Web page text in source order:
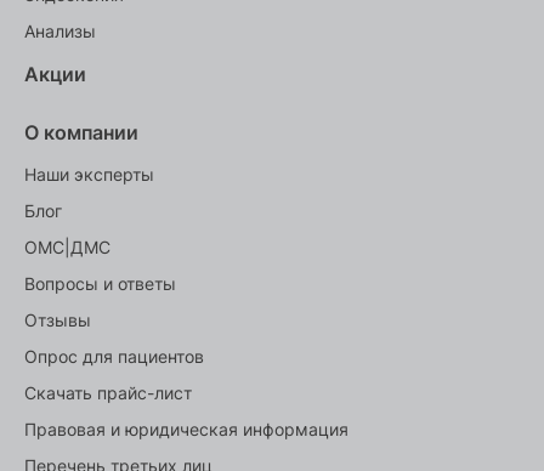
Анализы
Акции
О компании
Наши эксперты
Блог
ОМС|ДМС
Вопросы и ответы
Отзывы
Опрос для пациентов
Скачать прайс-лист
Правовая и юридическая информация
Перечень третьих лиц